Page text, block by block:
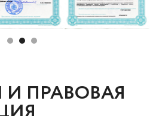
ПРАВОВАЯ